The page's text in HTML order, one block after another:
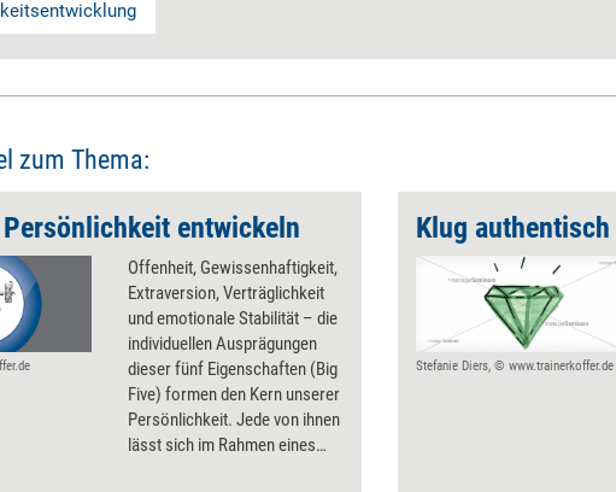
zum Thema:
entwickeln
Offenheit, Gewissenhaftigkeit,
Extraversion, Verträglichkeit
und emotionale Stabilität – die
individuellen Ausprägungen
dieser fünf Eigenschaften (Big
Five) formen den Kern unserer
Persönlichkeit. Jede von ihnen
lässt sich im Rahmen eines
Klug
Stefanie Diers, © www.trainerkoffer.de